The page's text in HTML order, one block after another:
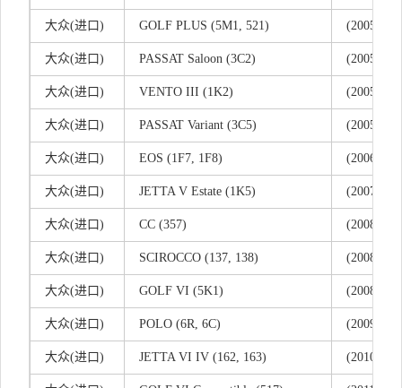
大众(进口) GOLF PLUS (5M1, 521) (2005/01
大众(进口) PASSAT Saloon (3C2) (2005/03
大众(进口) VENTO III (1K2) (2005/08
大众(进口) PASSAT Variant (3C5) (2005/08
大众(进口) EOS (1F7, 1F8) (2006/03
大众(进口) JETTA V Estate (1K5) (2007/06
大众(进口) CC (357) (2008/05
大众(进口) SCIROCCO (137, 138) (2008/05
大众(进口) GOLF VI (5K1) (2008/10
大众(进口) POLO (6R, 6C) (2009/06
大众(进口) JETTA VI IV (162, 163) (2010/04